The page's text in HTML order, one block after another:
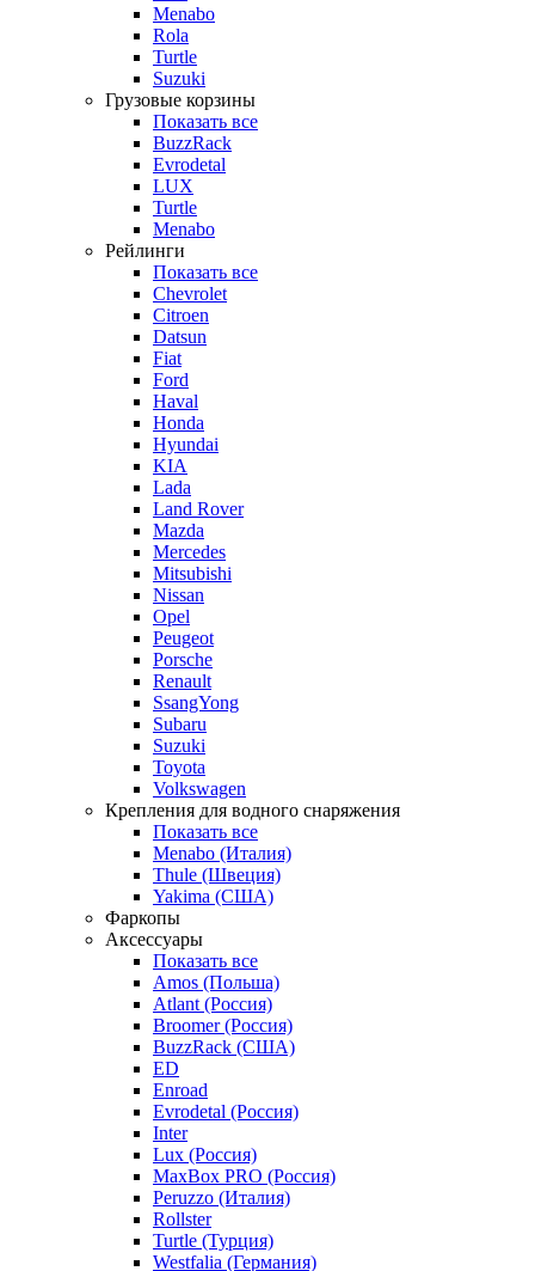
Menabo
Rola
Turtle
Suzuki
Грузовые корзины
Показать все
BuzzRack
Evrodetal
LUX
Turtle
Menabo
Рейлинги
Показать все
Chevrolet
Citroen
Datsun
Fiat
Ford
Haval
Honda
Hyundai
KIA
Lada
Land Rover
Mazda
Mercedes
Mitsubishi
Nissan
Opel
Peugeot
Porsche
Renault
SsangYong
Subaru
Suzuki
Toyota
Volkswagen
Крепления для водного снаряжения
Показать все
Menabo (Италия)
Thule (Швеция)
Yakima (США)
Фаркопы
Аксессуары
Показать все
Amos (Польша)
Atlant (Россия)
Broomer (Россия)
BuzzRack (США)
ED
Enroad
Evrodetal (Россия)
Inter
Lux (Россия)
MaxBox PRO (Россия)
Peruzzo (Италия)
Rollster
Turtle (Турция)
Westfalia (Германия)